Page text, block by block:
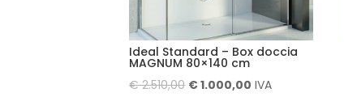
Ideal Standard – Box doccia
MAGNUM 80×140 cm
€2.510,00 Il
€1.000,00 IlIVA